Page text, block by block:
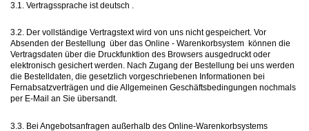
3.1. Vertragssprache ist deutsch .
3.2. Der vollständige Vertragstext wird von uns nicht gespeichert. Vor
Absenden der Bestellung über das Online - Warenkorbsystem können die
Vertragsdaten über die Druckfunktion des Browsers ausgedruckt oder
elektronisch gesichert werden. Nach Zugang der Bestellung bei uns werden
die Bestelldaten, die gesetzlich vorgeschriebenen Informationen bei
Fernabsatzverträgen und die Allgemeinen Geschäftsbedingungen nochmals
per E-Mail an Sie übersandt.
3.3. Bei Angebotsanfragen außerhalb des Online-Warenkorbsystems